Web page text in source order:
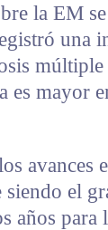
la EM
una
es mayor
avances
el
años